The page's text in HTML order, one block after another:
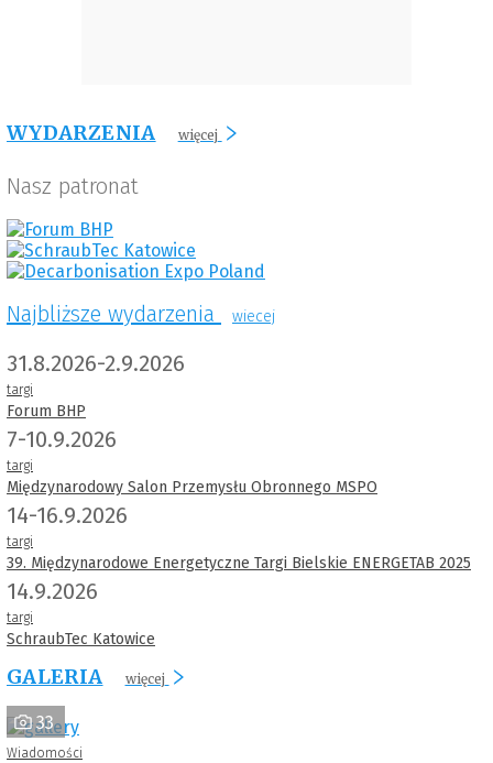
WYDARZENIA więcej
Nasz patronat
Najbliższe wydarzenia wiecej
31.8.2026-2.9.2026
targi
Forum BHP
7-10.9.2026
targi
Międzynarodowy Salon Przemysłu Obronnego MSPO
14-16.9.2026
targi
39. Międzynarodowe Energetyczne Targi Bielskie ENERGETAB 2025
14.9.2026
targi
SchraubTec Katowice
GALERIA więcej
33
Wiadomości